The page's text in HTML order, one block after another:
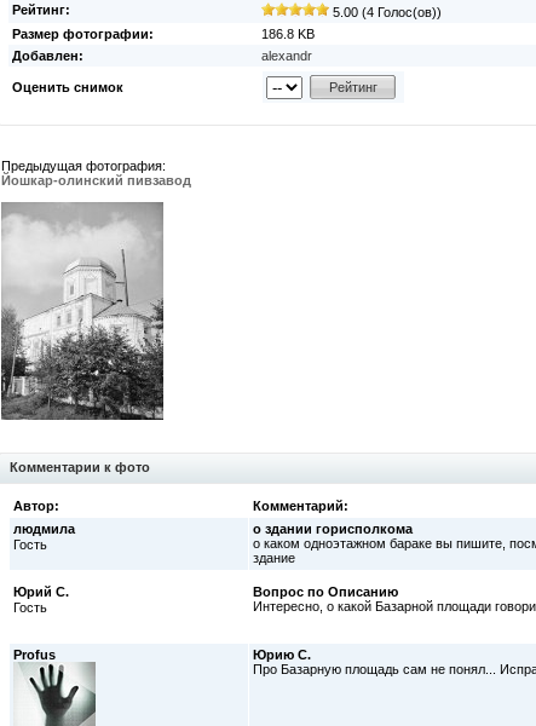
Рейтинг:
5.00 (4 Голос(ов))
Размер фотографии:
186.8 KB
Добавлен:
alexandr
Оценить снимок
Предыдущая фотография:
Йошкар-олинский пивзавод
Комментарии к фото
Автор:
Комментарий:
людмила
Гость
о здании горисполкома
о каком одноэтажном бараке вы пишите,
здание
Юрий С.
Гость
Вопрос по Описанию
Интересно, о какой Базарной площади
Profus Юрию С.
Про Базарную площадь сам не понял...